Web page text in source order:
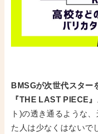
BMSGが次世代スター
『THE LAST PIECE』
ト)の透き通るような
た人は少なくはないで